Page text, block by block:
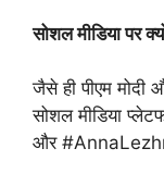
सोशल मीडिया पर
जैसे ही पीएम
सोशल मीडिया
और